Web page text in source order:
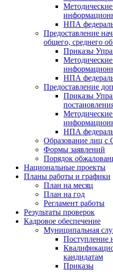
НПА
Предоставление
общего, среднего
Приказы
НПА
Предоставление
Приказы
НПА
Образование лиц с
Формы заявлений
Порядок
Национальные проекты
Планы работы и графики
План на месяц
План на год
Регламент работы
Результаты проверок
Кадровое обеспечение
Муниципальная
Поступление
кандидатам
Приказы